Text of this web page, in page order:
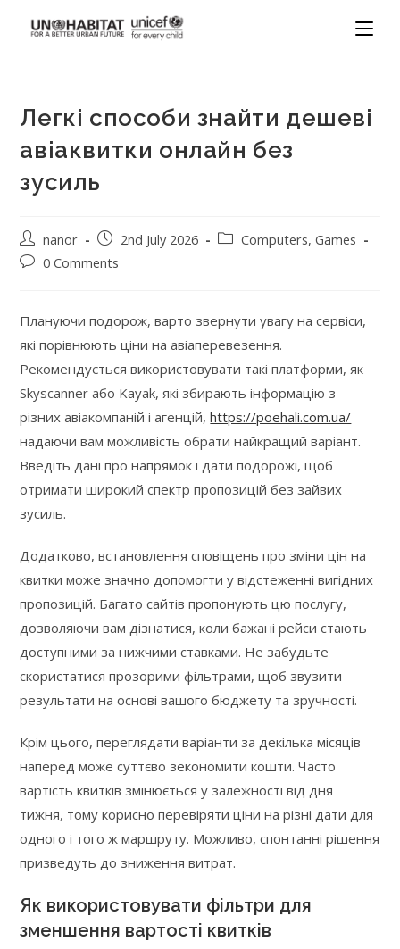
Легкі способи знайти дешеві
авіаквитки онлайн без
зусиль
nanor 2nd July 2026
Computers, Games
0 Comments
Плануючи подорож, варто звернути увагу на сервіси,
які порівнюють ціни на авіаперевезення.
Рекомендується використовувати такі платформи, як
Skyscanner або Kayak, які збирають інформацію з
різних авіакомпаній і агенцій,https://poehali.com.ua/
надаючи вам можливість обрати найкращий варіант.
Введіть дані про напрямок і дати подорожі, щоб
отримати широкий спектр пропозицій без зайвих
зусиль.
Додатково, встановлення сповіщень про зміни цін на
квитки може значно допомогти у відстеженні вигідних
пропозицій. Багато сайтів пропонують цю послугу,
дозволяючи вам дізнатися, коли бажані рейси стають
доступними за нижчими ставками. Не забудьте
скористатися прозорими фільтрами, щоб звузити
результати на основі вашого бюджету та зручності.
Крім цього, переглядати варіанти за декілька місяців
наперед може суттєво зекономити кошти. Часто
вартість квитків змінюється у залежності від дня
тижня, тому корисно перевіряти ціни на різні дати для
одного і того ж маршруту. Можливо, спонтанні рішення
призведуть до зниження витрат.
Як використовувати фільтри для
зменшення вартості квитків